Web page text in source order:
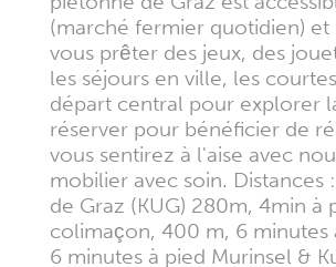
(marché fermier quotidien) et
vous prêter des jeux, des
les séjours en ville, les
départ central pour explorer
réserver pour bénéficier de
vous sentirez à l'aise avec
mobilier avec soin.
de Graz (KUG) 280m, 4min
colimaçon, 400 m, 6 minutes
6 minutes à pied Murinsel &